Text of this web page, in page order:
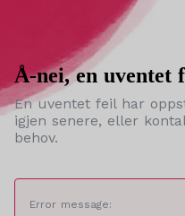
Å-nei, en uventet
En uventet feil har
igjen senere, eller
behov.
Error message: